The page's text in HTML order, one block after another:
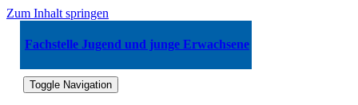
Zum Inhalt springen
Fachstelle Jugend und junge Erwachsene
Toggle Navigation